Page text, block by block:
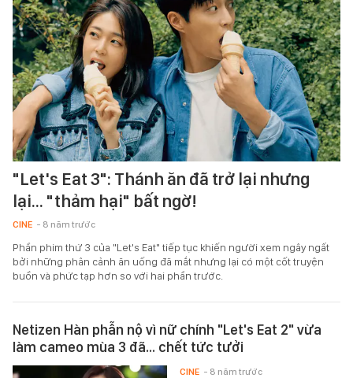
"Let's Eat 3": Thánh ăn đã trở lại nhưng
lại... "thảm hại" bất ngờ!
CINE - 8 năm trước
Phần phim thứ 3 của "Let's Eat" tiếp tục khiến người xem ngây ngất
bởi những phân cảnh ăn uống đã mắt nhưng lại có một cốt truyện
buồn và phức tạp hơn so với hai phần trước.
Netizen Hàn phẫn nộ vì nữ chính "Let's Eat 2" vừa
làm cameo mùa 3 đã... chết tức tưởi
CINE - 8 năm trước